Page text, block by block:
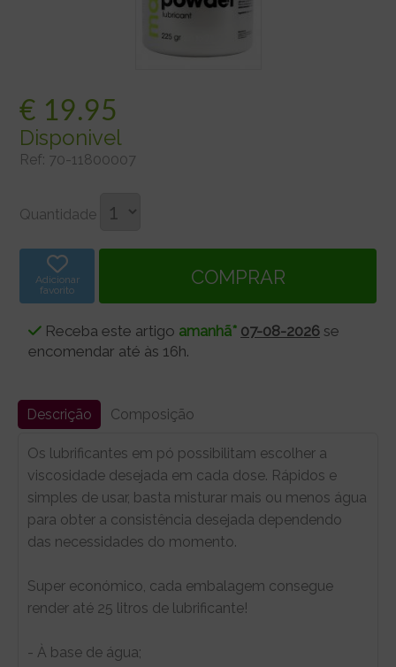
€ 19.95
Disponivel
Ref: 70-11800007
Quantidade
Adicionar
favorito
Receba este artigo amanhã* 07-08-2026 se
encomendar até às 16h.
Descrição Composição
Os lubrificantes em pó possibilitam escolher a
viscosidade desejada em cada dose. Rápidos e
simples de usar, basta misturar mais ou menos água
para obter a consistência desejada dependendo
das necessidades do momento.
Super económico, cada embalagem consegue
render até 25 litros de lubrificante!
- À base de água;